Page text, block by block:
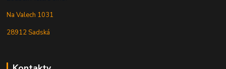
Na Valech 1031
28912 Sadská